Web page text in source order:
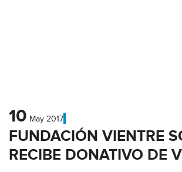
10 May 2017
FUNDACIÓN VIENTRE
RECIBE DONATIVO DE